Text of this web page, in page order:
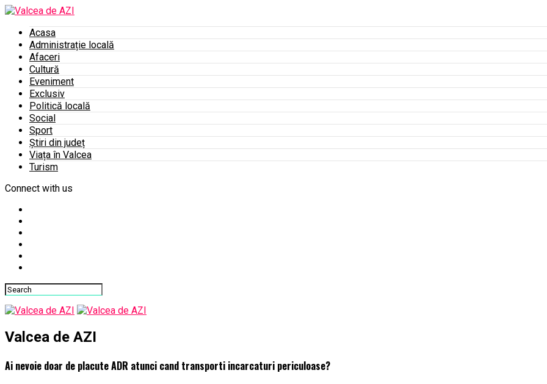
Acasa
Administrație locală
Afaceri
Cultură
Eveniment
Exclusiv
Politică locală
Social
Sport
Știri din județ
Viața în Valcea
Turism
Connect with us
Valcea de AZI
Ai nevoie doar de placute ADR atunci cand transporti incarcaturi periculoase?